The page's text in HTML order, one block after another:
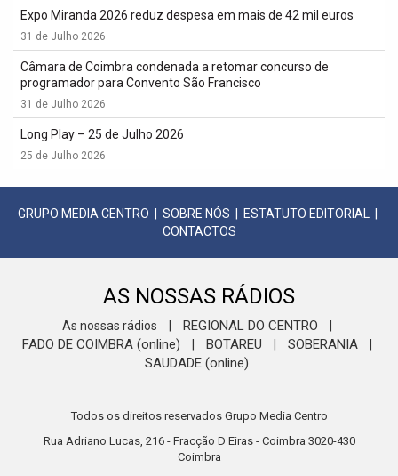
Expo Miranda 2026 reduz despesa em mais de 42 mil euros
31 de Julho 2026
Câmara de Coimbra condenada a retomar concurso de
programador para Convento São Francisco
31 de Julho 2026
Long Play – 25 de Julho 2026
25 de Julho 2026
GRUPO MEDIA CENTRO SOBRE NÓS ESTATUTO EDITORIAL
CONTACTOS
AS NOSSAS RÁDIOS
As nossas rádios REGIONAL DO CENTRO
FADO DE COIMBRA (online) BOTAREU SOBERANIA
SAUDADE (online)
Todos os direitos reservados Grupo Media Centro
Rua Adriano Lucas, 216 - Fracção D Eiras - Coimbra 3020-430
Coimbra